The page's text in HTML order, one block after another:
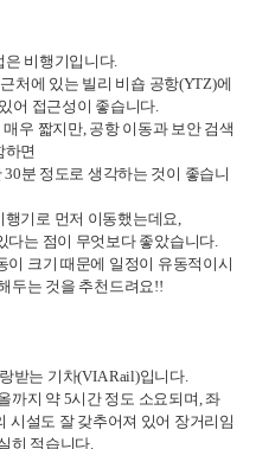
은 비행기입니다.
처에 있는 빌리 비숍 공항(YTZ)에
어 접근성이 좋습니다.
우 짧지만, 공항 이동과 보안 검색
하면
분 정도로 생각하는 것이 좋습니
기로 먼저 이동했는데요,
다는 점이 무엇보다 좋았습니다.
이 크기 때문에 일정이 유동적이시
두는 것을 추천드려요!!